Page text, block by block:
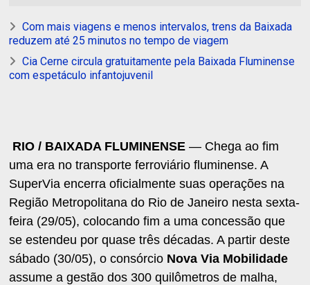
Com mais viagens e menos intervalos, trens da Baixada
reduzem até 25 minutos no tempo de viagem
Cia Cerne circula gratuitamente pela Baixada Fluminense
com espetáculo infantojuvenil
RIO / BAIXADA FLUMINENSE — Chega ao fim
uma era no transporte ferroviário fluminense. A
SuperVia encerra oficialmente suas operações na
Região Metropolitana do Rio de Janeiro nesta sexta-
feira (29/05), colocando fim a uma concessão que
se estendeu por quase três décadas. A partir deste
sábado (30/05), o consórcio Nova Via Mobilidade
assume a gestão dos 300 quilômetros de malha,